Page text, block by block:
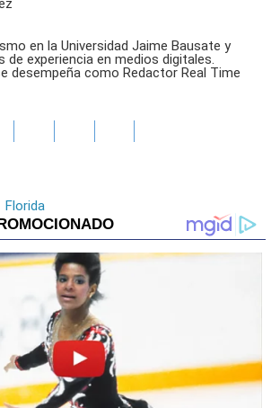
en la Universidad Jaime Bausate y
de experiencia en medios digitales.
desempeña como Redactor Real Time
Florida